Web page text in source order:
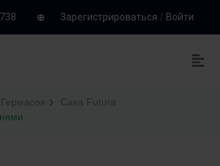
Зарегистрироваться / Войти
Гермасоя
Casa Futura